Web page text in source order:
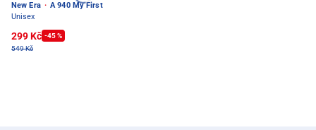
New Era · A 940 My First
Unisex
299 Kč -45 %
549 Kč